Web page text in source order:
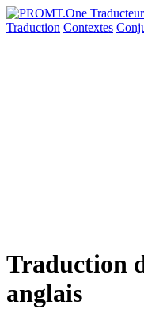
Traduction Contextes
Traduction
anglais